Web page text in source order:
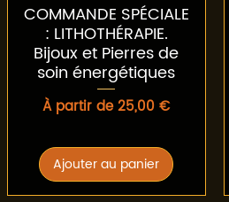
COMMANDE SPÉCIALE
: LITHOTHÉRAPIE.
Bijoux et Pierres de
soin énergétiques
À partir de25,00 €
Prix promotionnel
Ajouter au panier